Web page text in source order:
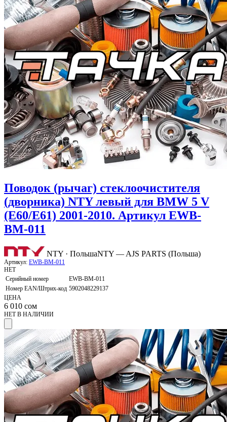
Поводок (рычаг) стеклоочистителя
(дворника) NTY левый для BMW 5 V
(E60/E61) 2001-2010. Артикул EWB-
BM-011
NTY · ПольшаNTY — AJS PARTS (Польша)
Артикул: EWB-BM-011
НЕТ
Серийный номер
EWB-BM-011
Номер EAN/Штрих-код 5902048229137
ЦЕНА
6 010 сом
НЕТ В НАЛИЧИИ